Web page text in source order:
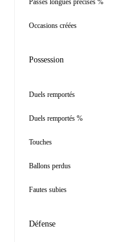
Passes longues précises %
Occasions créées
Possession
Duels remportés
Duels remportés %
Touches
Ballons perdus
Fautes subies
Défense